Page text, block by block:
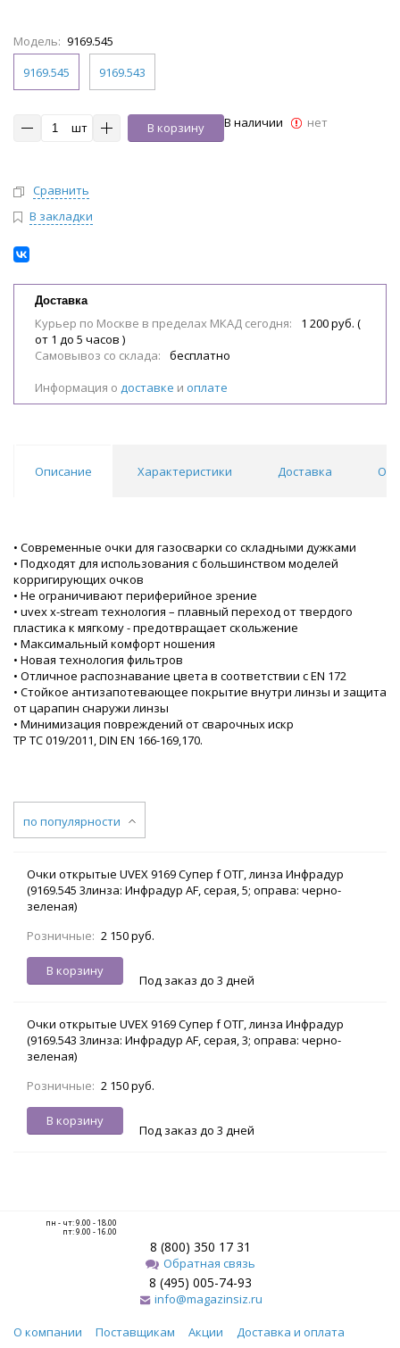
Модель: 9169.545
9169.545
9169.543
шт В корзину В наличии нет
Сравнить
В закладки
Доставка
Курьер по Москве в пределах МКАД сегодня:
1 200 руб. (
от 1 до 5 часов )
Самовывоз со склада:
бесплатно
Информация о доставке и оплате
Описание Характеристики Доставка
• Современные очки для газосварки со складными дужками
• Подходят для использования с большинством моделей
корригирующих очков
• Не ограничивают периферийное зрение
• uvex x-stream технология – плавный переход от твердого
пластика к мягкому - предотвращает скольжение
• Максимальный комфорт ношения
• Новая технология фильтров
• Отличное распознавание цвета в соответствии с EN 172
• Стойкое антизапотевающее покрытие внутри линзы и защита
от царапин снаружи линзы
• Минимизация повреждений от сварочных искр
ТР ТС 019/2011, DIN EN 166-169,170.
по популярности
Очки открытые UVEX 9169 Супер f ОТГ, линза Инфрадур
(9169.545 3линза: Инфрадур AF, серая, 5; оправа: черно-
зеленая)
Розничные: 2 150 руб.
В корзину
Под заказ до 3 дней
Очки открытые UVEX 9169 Супер f ОТГ, линза Инфрадур
(9169.543 3линза: Инфрадур AF, серая, 3; оправа: черно-
зеленая)
Розничные: 2 150 руб.
В корзину
Под заказ до 3 дней
пн - чт: 9.00 - 18.00
пт: 9.00 - 16.00
8 (800) 350 17 31
Обратная связь
8 (495) 005-74-93
info@magazinsiz.ru
О компании Поставщикам Акции Доставка и оплата